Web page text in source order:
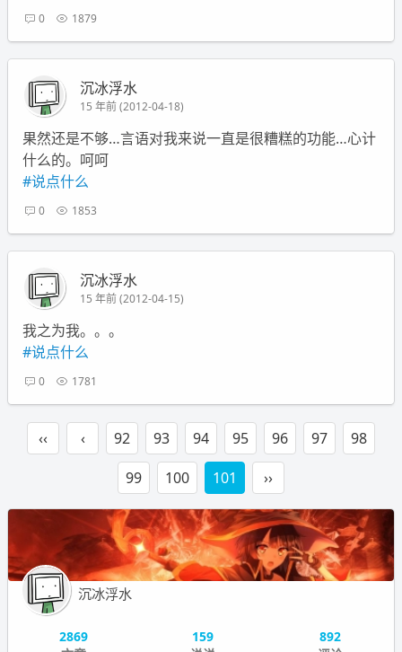
0 1879
沉冰浮水
15 年前 (2012-04-18)
果然还是不够…言语对我来说一直是很糟糕的功能…心计
什么的。呵呵
#说点什么
0 1853
沉冰浮水
15 年前 (2012-04-15)
我之为我。。。
#说点什么
0 1781
‹‹ ‹ 92 93 94 95 96 97
98
99
100 101 ››
沉冰浮水
2869
159
892